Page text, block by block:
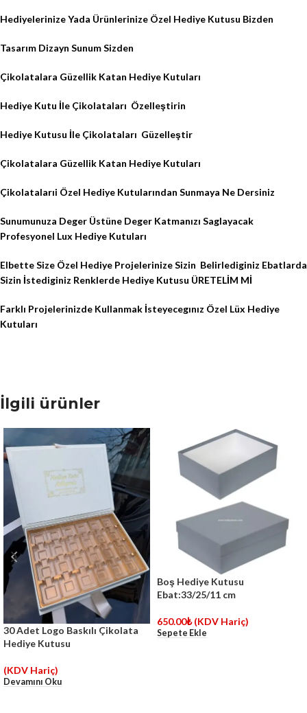
Hediyelerinize Yada Ürünlerinize Özel Hediye Kutusu Bizden
Tasarım Dizayn Sunum Sizden
Çikolatalara Güzellik Katan Hediye Kutuları
Hediye Kutu İle Çikolataları Özelleştirin
Hediye Kutusu İle Çikolataları Güzelleştir
Çikolatalara Güzellik Katan Hediye Kutuları
Çikolatalarıi Özel Hediye Kutularından Sunmaya Ne Dersiniz
Sunumunuza Deger Üstüne Deger Katmanızı Saglayacak
Profesyonel Lux Hediye Kutuları
Elbette Size Özel Hediye Projelerinize Sizin Belirlediginiz Ebatlarda
Sizin İstediginiz Renklerde Hediye Kutusu ÜRETELİM Mİ
Farklı Projelerinizde Kullanmak İsteyecegınız Özel Lüx Hediye
Kutuları
İlgili ürünler
30 Adet Logo Baskılı Çikolata
Hediye Kutusu
(KDV Hariç)
Devamını Oku
Boş Hediye Kutusu
Ebat:33/25/11 cm
650.00₺ (KDV Hariç)
Sepete Ekle